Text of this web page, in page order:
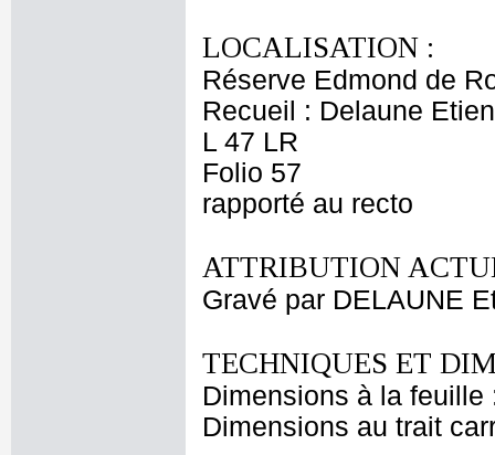
LOCALISATION :
Réserve Edmond de
Recueil : Delaune
L 47 LR
Folio 57
rapporté au recto
ATTRIBUTION
Gravé par DELAUNE
TECHNIQUES ET
Dimensions à la
Dimensions au trait